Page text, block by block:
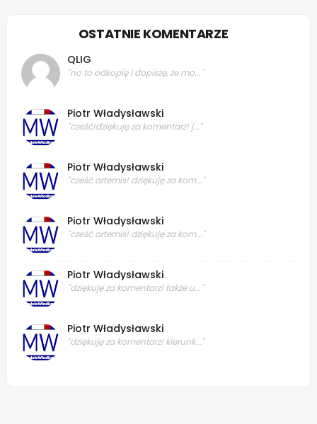
OSTATNIE KOMENTARZE
QLIG
"no to odkopię i dopiszę, że mo..."
Piotr Władysławski
"cześć!dziękuję za komentarz! j..."
Piotr Władysławski
"cześć artemis! dziękuję za kom..."
Piotr Władysławski
"cześć artemis! dziękuję za kom..."
Piotr Władysławski
"dziękuję za komentarz! także u..."
Piotr Władysławski
"dziękuję za komentarz! kierunk..."